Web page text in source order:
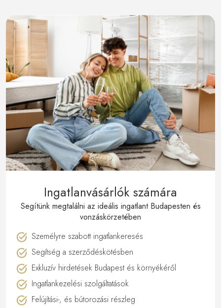
Ingatlanvásárlók számára
Segítünk megtalálni az ideális ingatlant Budapesten és
vonzáskörzetében
Személyre szabott ingatlankeresés
Segítség a szerződéskötésben
Exkluzív hirdetések Budapest és környékéről
Ingatlankezelési szolgáltatások
Felújítási-, és bútorozási részleg